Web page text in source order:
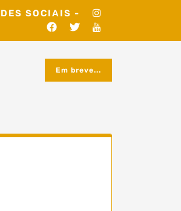
SOCIAIS -
Em breve...